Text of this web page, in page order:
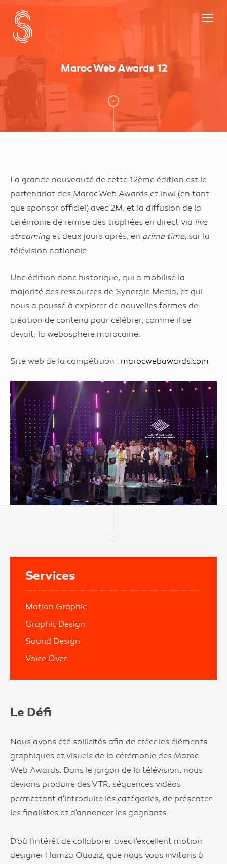
Maroc Web Awards 12
La grande nouveauté de cette 12ème édition est le
partenariat des Maroc Web Awards et inwi (en tant
que sponsor officiel) avec 2M, et la diffusion de la
cérémonie de remise des trophées en direct via live
streaming et deux jours après, en prime time, sur la
télévision nationale.
Une édition donc historique, qui a mobilisé la
majorité des ressources de Synergie Media, et qui
nous a poussé à explorer de nouvelles formes de
création de contenu pour célébrer, comme il se
devait, la webosphère marocaine.
Site web de la compétition : marocwebawards.com
Services
Motion Graphic
Graphic Design
Sound Design
Voice Over
Le Défi
Nous avons été sollicités afin de créer les éléments
graphiques et visuels de la cérémonie des Maroc
Web Awards. Dans le jargon de la télévision, nous
devions produire des VTR, séquences vidéos
permettant d'introduire les catégories, de présenter
les finalistes et d'annoncer les gagnants.
D'où l'intérêt de collaborer avec l'excellent motion
designer Hamza Ouaziz, que nous vous invitons à